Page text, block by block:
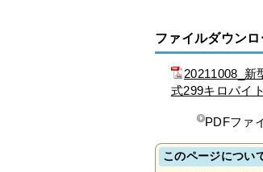
ファイルダウンロ
20211008_新
式299キロバイト
PDFファ
このページについ